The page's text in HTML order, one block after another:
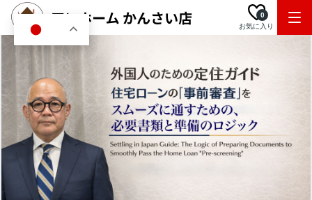
お気に入り
0